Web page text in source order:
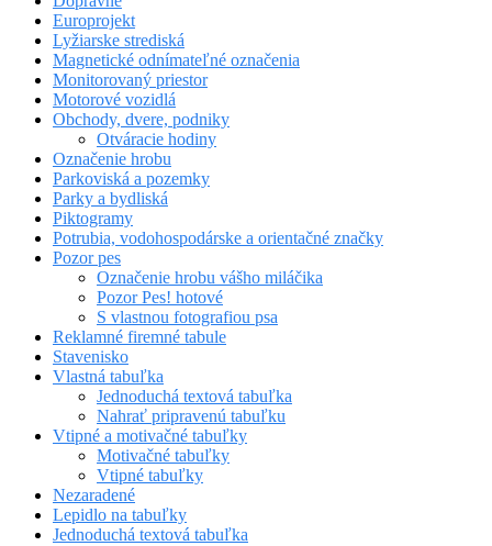
Europrojekt
Lyžiarske strediská
Magnetické odnímateľné označenia
Monitorovaný priestor
Motorové vozidlá
Obchody, dvere, podniky
Otváracie hodiny
Označenie hrobu
Parkoviská a pozemky
Parky a bydliská
Piktogramy
Potrubia, vodohospodárske a orientačné značky
Pozor pes
Označenie hrobu vášho miláčika
Pozor Pes! hotové
S vlastnou fotografiou psa
Reklamné firemné tabule
Stavenisko
Vlastná tabuľka
Jednoduchá textová tabuľka
Nahrať pripravenú tabuľku
Vtipné a motivačné tabuľky
Motivačné tabuľky
Vtipné tabuľky
Nezaradené
Lepidlo na tabuľky
Jednoduchá textová tabuľka